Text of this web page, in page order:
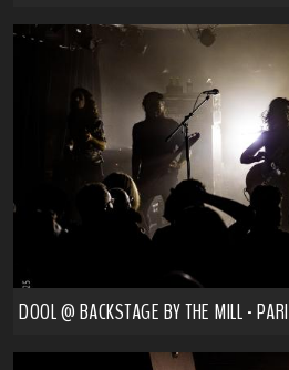
DOOL @ BACKSTAGE BY THE MILL -